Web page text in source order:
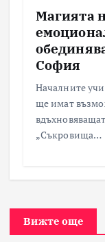
Магията
София
Началните
ще имат
„Съкровища…
Вижте още